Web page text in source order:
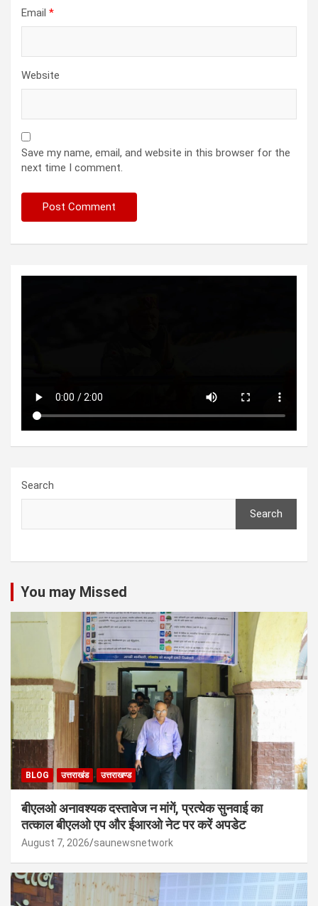
Email *
Website
Save my name, email, and website in this browser for the
next time I comment.
Search
Search
You may Missed
BLOG उत्तराखंड उत्तराखण्ड
बीएलओ अनावश्यक दस्तावेज न मांगें, प्रत्येक सुनवाई का
तत्काल बीएलओ एप और ईआरओ नेट पर करें अपडेट
August 7, 2026 saunewsnetwork